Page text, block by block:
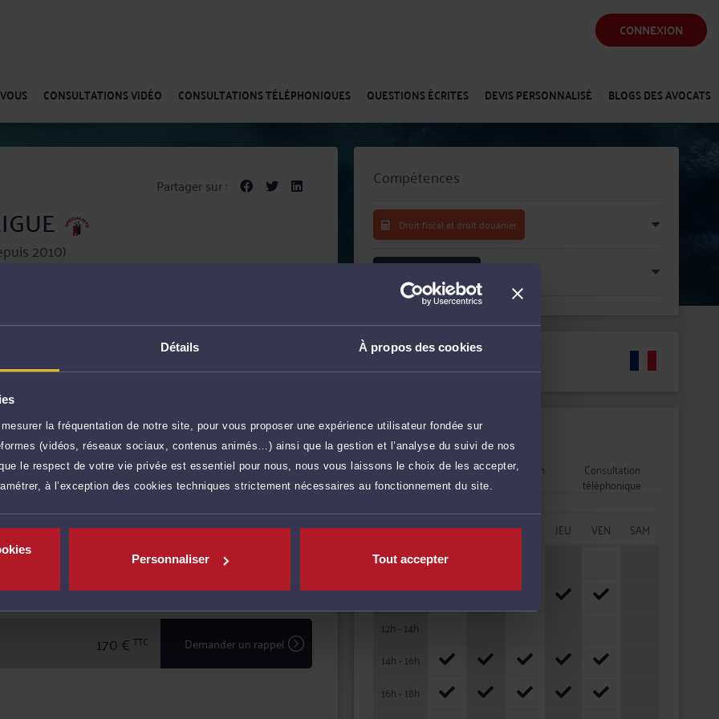
Détails À propos des cookies
la fréquentation de notre site, pour vous proposer une expérience utilisateur fondée sur
(vidéos, réseaux sociaux, contenus animés…) ainsi que la gestion et l’analyse du suivi de nos
le respect de votre vie privée est essentiel pour nous, nous vous laissons le choix de les accepter,
à l’exception des cookies techniques strictement nécessaires au fonctionnement du site.
Personnaliser Tout accepter
CONNEXION
CONSULTATIONS VIDÉO CONSULTATIONS TÉLÉPHONIQUES QUESTIONS ÉCRITES DEVIS PERSONNALISÉ BLOGS DES AVOCATS
Partager sur :
2010)
ses compétences au service de ses clients dans
sociétés.
des conflits, et comme avocat chargé d'assurer la
avec ses clients pour mettre en
défendre leurs intérêts avec ténacité et efficacité.
plus
170 €TTC Prendre RDV
170 € TTC Demander un rappel
Compétences
Droit fiscal et droit douanier
Langues
Disponibilités
Rendez-vous
cabinet
Consultation Consultation
téléphonique
HORAIRES LUN MAR MER JEU VEN
SAM
08h - 10h
10h - 12h
12h - 14h
14h - 16h
16h - 18h